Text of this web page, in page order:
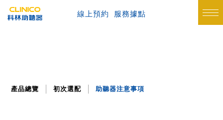
線上預約 服務據點
產品總覽 初次選配 助聽器注意事項